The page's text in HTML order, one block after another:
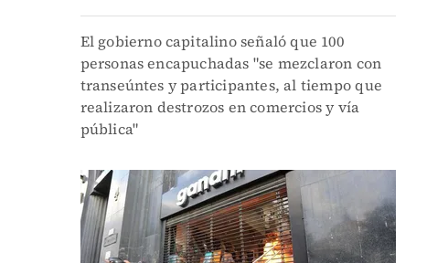
El gobierno capitalino señaló que 100
personas encapuchadas "se mezclaron con
transeúntes y participantes, al tiempo que
realizaron destrozos en comercios y vía
pública"